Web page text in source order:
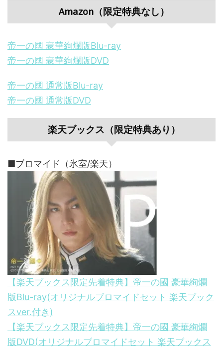
Amazon（限定特典なし）
帝一の國 豪華絢爛版Blu-ray
帝一の國 豪華絢爛版DVD
帝一の國 通常版Blu-ray
帝一の國 通常版DVD
楽天ブックス（限定特典あり）
■ブロマイド（氷室/楽天）
【楽天ブックス限定先着特典】帝一の國 豪華絢爛
版Blu-ray(オリジナルブロマイドセット 楽天ブック
スver.付き)
【楽天ブックス限定先着特典】帝一の國 豪華絢爛
版DVD(オリジナルブロマイドセット 楽天ブックス